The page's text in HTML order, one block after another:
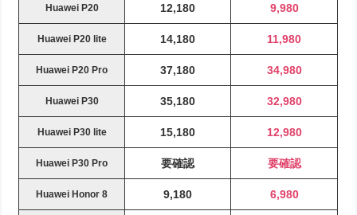
Huawei P20 12,180 9,980
Huawei P20 lite 14,180 11,980
Huawei P20 Pro 37,180 34,980
Huawei P30 35,180 32,980
Huawei P30 lite 15,180 12,980
Huawei P30 Pro 要確認 要確認
Huawei Honor 8 9,180 6,980